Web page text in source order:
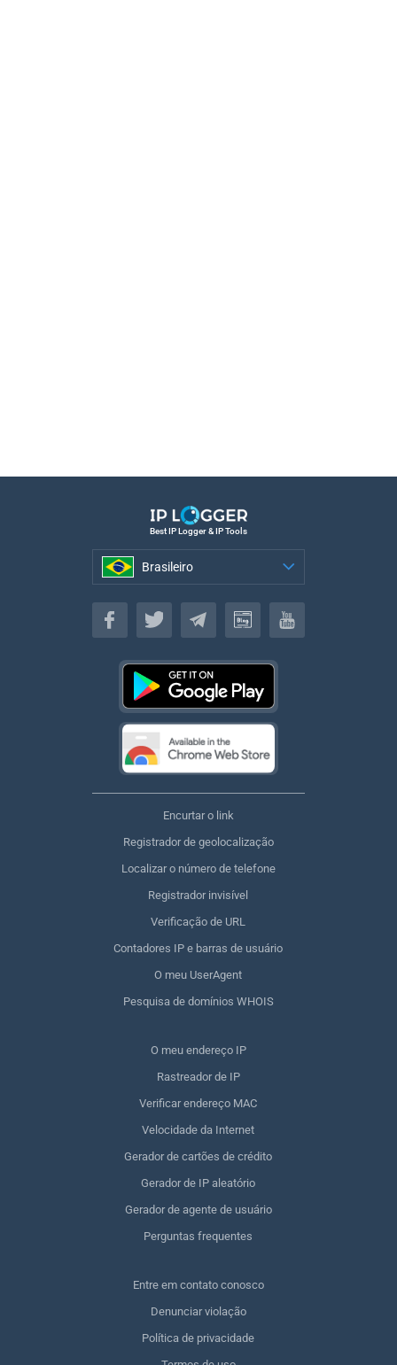
Best IP Logger & IP Tools
Brasileiro
Brasileiro
Encurtar o link
Registrador de geolocalização
Localizar o número de telefone
Registrador invisível
Verificação de URL
Contadores IP e barras de usuário
O meu UserAgent
Pesquisa de domínios WHOIS
O meu endereço IP
Rastreador de IP
Verificar endereço MAC
Velocidade da Internet
Gerador de cartões de crédito
Gerador de IP aleatório
Gerador de agente de usuário
Perguntas frequentes
Entre em contato conosco
Denunciar violação
Política de privacidade